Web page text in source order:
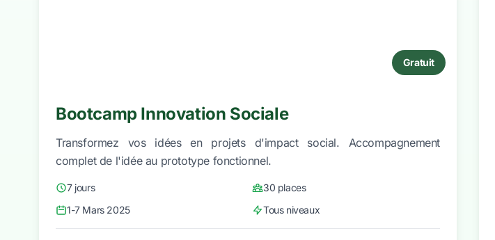
Gratuit
Bootcamp Innovation Sociale
Transformez vos idées en projets d'impact social. Accompagnement
complet de l'idée au prototype fonctionnel.
7 jours
30 places
1-7 Mars 2025
Tous niveaux